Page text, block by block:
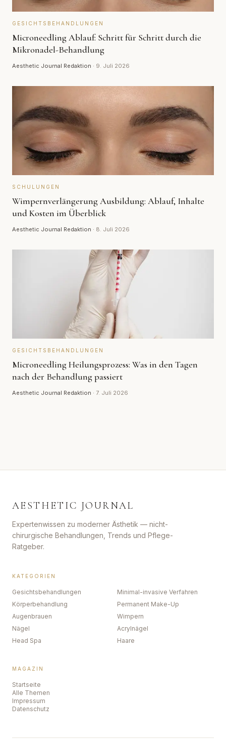
GESICHTSBEHANDLUNGEN
Microneedling Ablauf: Schritt für Schritt durch die
Mikronadel-Behandlung
Aesthetic Journal Redaktion · 9. Juli 2026
SCHULUNGEN
Wimpernverlängerung Ausbildung: Ablauf, Inhalte
und Kosten im Überblick
Aesthetic Journal Redaktion · 8. Juli 2026
GESICHTSBEHANDLUNGEN
Microneedling Heilungsprozess: Was in den Tagen
nach der Behandlung passiert
Aesthetic Journal Redaktion · 7. Juli 2026
AESTHETIC JOURNAL
Expertenwissen zu moderner Ästhetik — nicht-
chirurgische Behandlungen, Trends und Pflege-
Ratgeber.
KATEGORIEN
Gesichtsbehandlungen
Minimal-invasive Verfahren
Körperbehandlung
Permanent Make-Up
Augenbrauen
Wimpern
Nägel
Acrylnägel
Head Spa
Haare
MAGAZIN
Startseite
Alle Themen
Impressum
Datenschutz